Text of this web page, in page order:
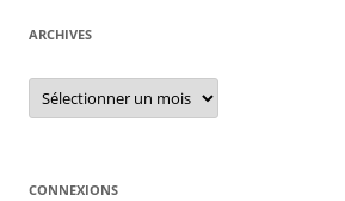
ARCHIVES
Archives
CONNEXIONS